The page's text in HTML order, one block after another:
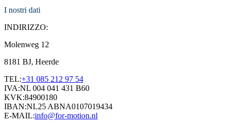
I nostri dati
INDIRIZZO:
Molenweg 12
8181 BJ, Heerde
TEL:+31 085 212 97 54
IVA:NL 004 041 431 B60
KVK:84900180
IBAN:NL25 ABNA0107019434
E-MAIL:info@for-motion.nl